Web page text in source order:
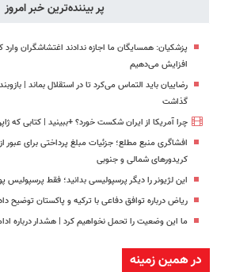
پر بیننده‌ترین خبر امروز
پزشکیان: همسایگان ما اجازه ندادند اغتشاشگران وارد
افزایش می‌دهیم
رضاییان باید التماس می‌کرد تا در استقلال بماند |
گذاشت
چرا آمریکا از ایران شکست خورد؟ +ببینید | کتابی که
افشاگری منبع مطلع؛ جزئیات مبلغ پرداختی برای عبور
کریدورهای شمالی و جنوبی
این لژیونر را دیگر پرسپولیسی بدانید؛ فقط
ریاض درباره توافق دفاعی با ترکیه و پاکستان توضیح
ما این وضعیت را تحمل نخواهیم کرد | هشدار درباره
در همین زمینه